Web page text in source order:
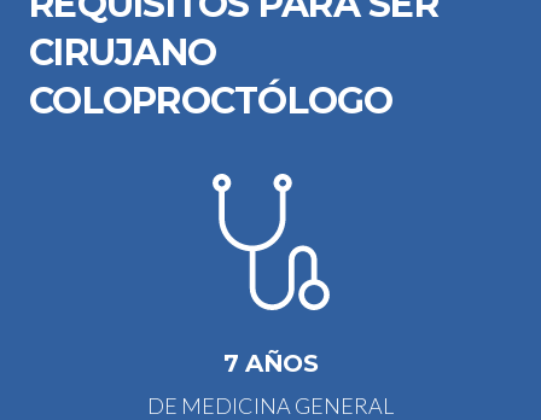
CIRUJANO
COLOPROCTÓLOGO
7 AÑOS
DE MEDICINA GENERAL